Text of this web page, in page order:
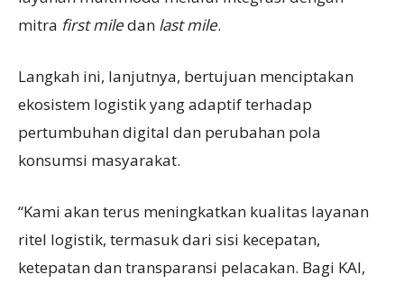
mitra first miledan last mile.
Langkah ini, lanjutnya, bertujuan menciptakan
ekosistem logistik yang adaptif terhadap
pertumbuhan digital dan perubahan pola
konsumsi masyarakat.
“Kami akan terus meningkatkan kualitas layanan
ritel logistik, termasuk dari sisi kecepatan,
ketepatan dan transparansi pelacakan. Bagi KAI,